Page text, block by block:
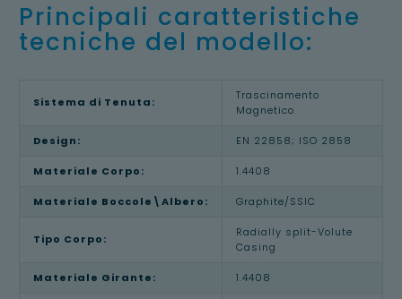
Principali caratteristiche
tecniche del modello:
Sistema di Tenuta:
Trascinamento
Magnetico
Design: EN 22858; ISO 2858
Materiale Corpo: 1.4408
Materiale Boccole\Albero: Graphite/SSIC
Tipo Corpo:
Radially split-Volute
Casing
Materiale Girante: 1.4408